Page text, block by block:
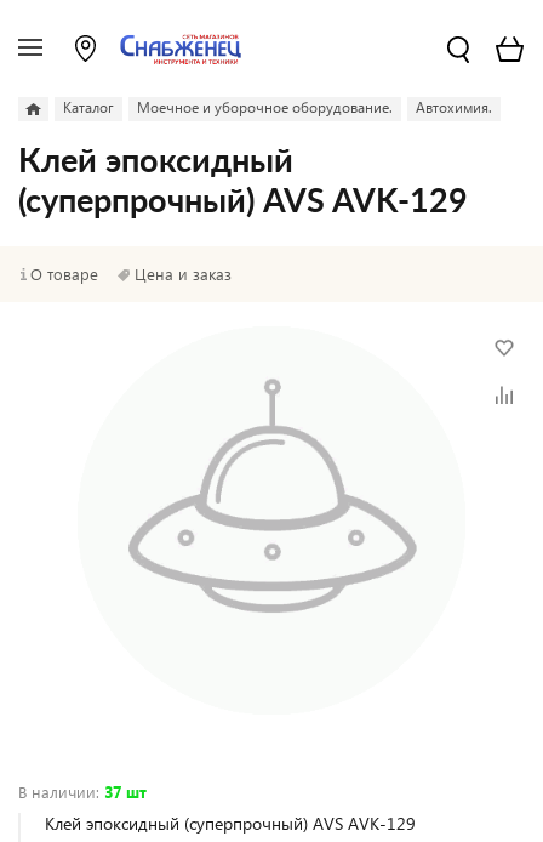
Каталог Моечное и уборочное оборудование. Автохимия.
Клей эпоксидный
(суперпрочный) AVS AVK-129
О товаре Цена и заказ
В наличии: 37 шт
Клей эпоксидный (суперпрочный) AVS AVK-129